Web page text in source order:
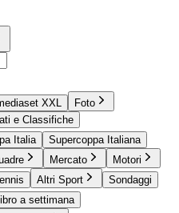
XXL
Foto
e Classifiche
Italia
Supercoppa Italiana
Mercato
Motori
Altri Sport
Sondaggi
a settimana